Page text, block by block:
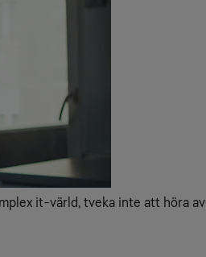
it-värld, tveka inte att höra av